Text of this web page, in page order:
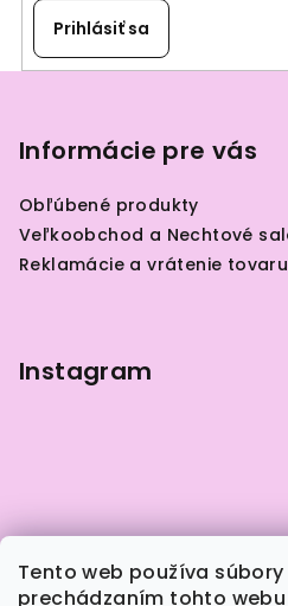
Tento web používa
prechádzaním tohto
Prihlásiť sa
Informácie pre vás
Obľúbené produkty
Veľkoobchod a Nechtové
Reklamácie a vrátenie tovaru
Instagram